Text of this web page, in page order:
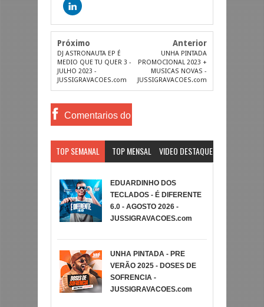
Próximo
DJ ASTRONAUTA EP É
MEDIO QUE TU QUER 3 -
JULHO 2023 -
JUSSIGRAVACOES.com
Anterior
UNHA PINTADA
PROMOCIONAL 2023 +
MUSICAS NOVAS -
JUSSIGRAVACOES.com
Comentarios do
TOP SEMANAL TOP MENSAL VIDEO DESTAQUE
EDUARDINHO DOS
TECLADOS - É DIFERENTE
6.0 - AGOSTO 2026 -
JUSSIGRAVACOES.com
UNHA PINTADA - PRE
VERÃO 2025 - DOSES DE
SOFRENCIA -
JUSSIGRAVACOES.com